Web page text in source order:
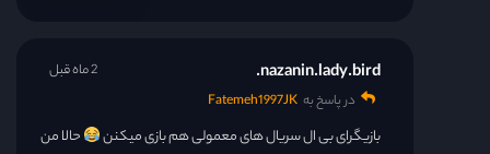
nazanin.lady.bird.
در پاسخ به Fatemeh1997JK
بازیگرای بی ال سریال های معمولی هم بازی میکنن
حالا من
2 ماه قبل